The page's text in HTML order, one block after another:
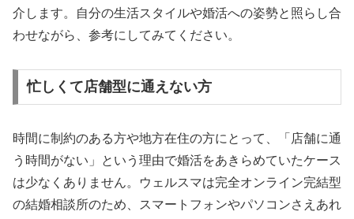
介します。自分の生活スタイルや婚活への姿勢と照らし合
わせながら、参考にしてみてください。
忙しくて店舗型に通えない方
時間に制約のある方や地方在住の方にとって、「店舗に通
う時間がない」という理由で婚活をあきらめていたケース
は少なくありません。ウェルスマは完全オンライン完結型
の結婚相談所のため、スマートフォンやパソコンさえあれ